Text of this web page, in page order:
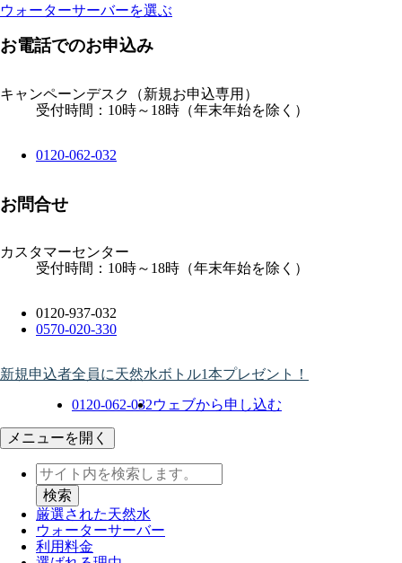
ウォーターサーバーを選ぶ
お電話でのお申込み
キャンペーンデスク
（新規お申込専用）
受付時間：10時～18時（年末年始を除く）
0120-062-032
お問合せ
カスタマーセンター
受付時間：10時～18時（年末年始を除く）
0120-937-032
0570-020-330
新規申込者全員に天然水ボトル1本プレゼント！
0120-062-032ウェブから申し込む
メニューを開く
厳選された天然水
ウォーターサーバー
利用料金